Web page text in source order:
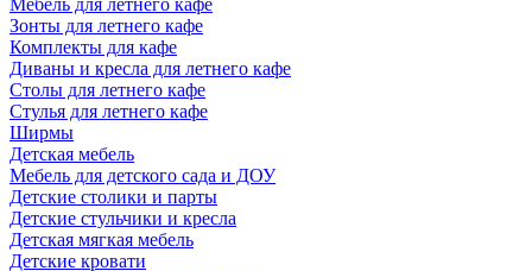
Мебель для летнего кафе
Зонты для летнего кафе
Комплекты для кафе
Диваны и кресла для летнего кафе
Столы для летнего кафе
Стулья для летнего кафе
Ширмы
Детская мебель
Мебель для детского сада и ДОУ
Детские столики и парты
Детские стульчики и кресла
Детская мягкая мебель
Детские кровати